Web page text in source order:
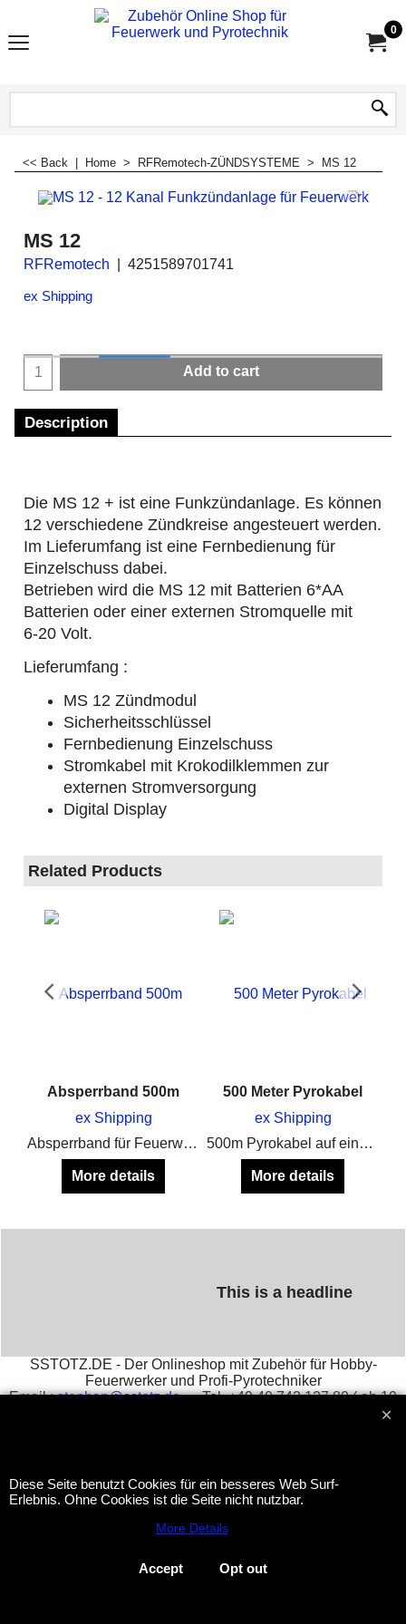
0
<< Back Home > RFRemotech-ZÜNDSYSTEME > MS 12
MS 12
RFRemotech 4251589701741
ex Shipping
Add to cart
Description
Die MS 12 + ist eine Funkzündanlage. Es können
12 verschiedene Zündkreise angesteuert werden.
Im Lieferumfang ist eine Fernbedienung für
Einzelschuss dabei.
Betrieben wird die MS 12 mit Batterien 6*AA
Batterien oder einer externen Stromquelle mit
6-20 Volt.
Lieferumfang :
MS 12 Zündmodul
Sicherheitsschlüssel
Fernbedienung Einzelschuss
Stromkabel mit Krokodilklemmen zur
externen Stromversorgung
Digital Display
Related Products
Absperrband 500m
ex Shipping
Absperrband für Feuerwerk
More details
500 Meter Pyrokabel
ex Shipping
500m Pyrokabel auf einer stabilen Rolle, zum verlängern von Elektrozündern
More details
This is a headline
SSTOTZ.DE - Der Onlineshop mit Zubehör für Hobby-
Feuerwerker und Profi-Pyrotechniker
Email :stephan@sstotz.deTel. +49 40 742 127 80 ( ab 10
To create online store
ShopFactory eCommerce
Diese Seite benutzt Cookies für ein besseres Web Surf-
Erlebnis. Ohne Cookies ist die Seite nicht nutzbar.
More Details
Accept Opt out